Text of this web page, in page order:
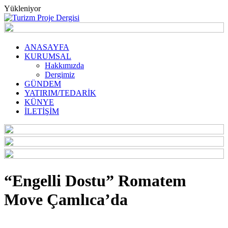
Yükleniyor
ANASAYFA
KURUMSAL
Hakkımızda
Dergimiz
GÜNDEM
YATIRIM/TEDARİK
KÜNYE
İLETİŞİM
“Engelli Dostu” Romatem
Move Çamlıca’da